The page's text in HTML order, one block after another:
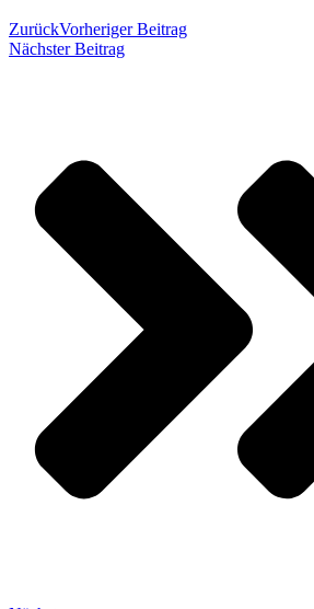
ZurückVorheriger Beitrag
Nächster Beitrag